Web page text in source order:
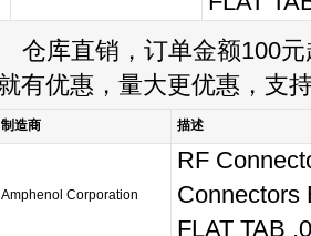
仓库直销，订单金额100元
有优惠，量大更优惠，支
制造商 描述
Amphenol Corporation
RF
Connectors
FLAT TAB